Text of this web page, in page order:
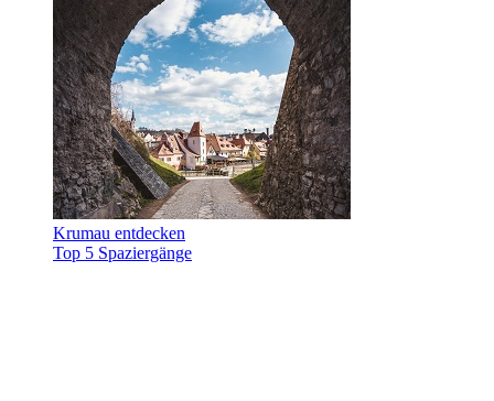
Krumau entdecken
Top 5 Spaziergänge